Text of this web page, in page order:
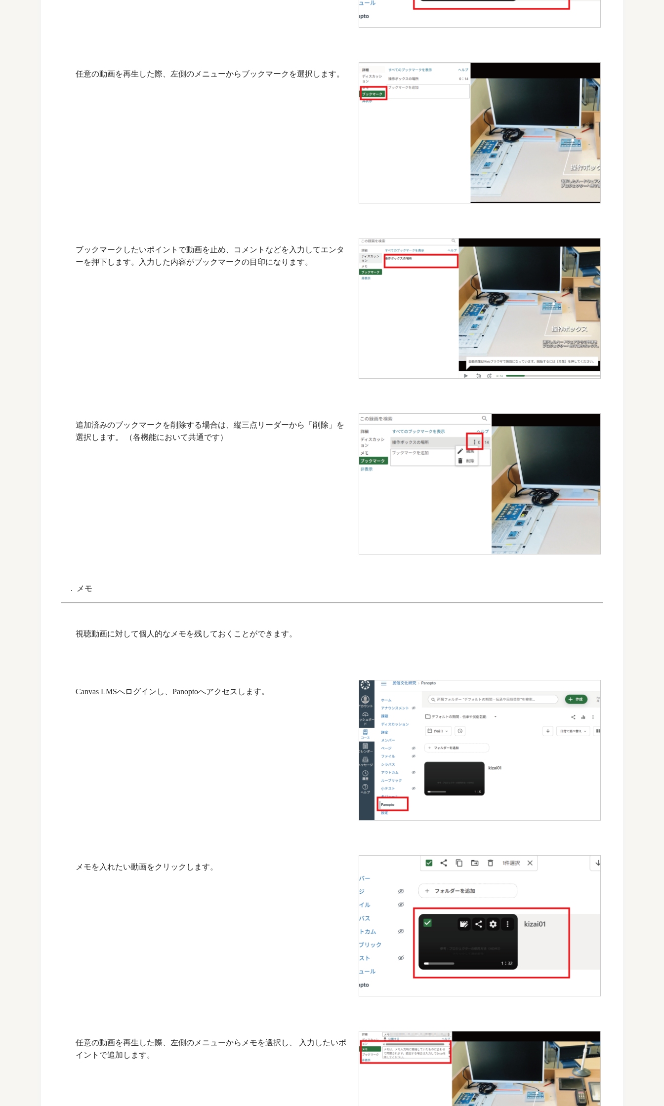
任意の動画を再生した際、左側のメニューからブックマークを選択します。
ブックマークしたいポイントで動画を止め、コメントなどを入力してエンタ
ーを押下します。入力した内容がブックマークの目印になります。
追加済みのブックマークを削除する場合は、縦三点リーダーから「削除」を
選択します。 （各機能において共通です）
. メモ
視聴動画に対して個人的なメモを残しておくことができます。
Canvas LMSへログインし、Panoptoへアクセスします。
メモを入れたい動画をクリックします。
任意の動画を再生した際、左側のメニューからメモを選択し、 入力したいポ
イントで追加します。